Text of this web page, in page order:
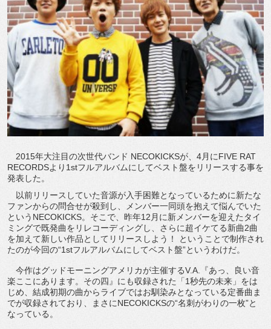
2015年大注目の次世代バンド NECOKICKSが、4月にFIVE RAT
RECORDSより1stフルアルバムにしてベスト盤をリリースする事を
発表した。
以前リリースしていた音源が入手困難となっているために新たな
ファンからの問合せが殺到し、メンバー一同頭を抱えて悩んでいた
というNECOKICKS。そこで、昨年12月に新メンバーを迎えたタイ
ミングで既発曲をリレコーディングし、さらに超イケてる新曲2曲
を加えて新しい作品としてリリースしよう！ ということで制作され
たのが今回の“1stフルアルバムにしてベスト盤”というわけだ。
今作はグッドモーニングアメリカが主催するV.A.『あっ、良い音
楽ここにあります。その四』にも収録された「1秒先の未来」をは
じめ、結成初期の曲からライブではお馴染みとなっている定番曲ま
でが収録されており、まさにNECOKICKSの“名刺がわりの一枚”と
なっている。